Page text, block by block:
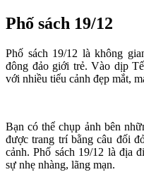
Phố sách 19/12
Phố sách 19/12 là không
đông đảo giới trẻ. Vào dịp
với nhiều tiểu cảnh đẹp mắt,
Bạn có thể chụp ảnh bên
được trang trí bằng câu đối
cảnh. Phố sách 19/12 là địa
sự nhẹ nhàng, lãng mạn.